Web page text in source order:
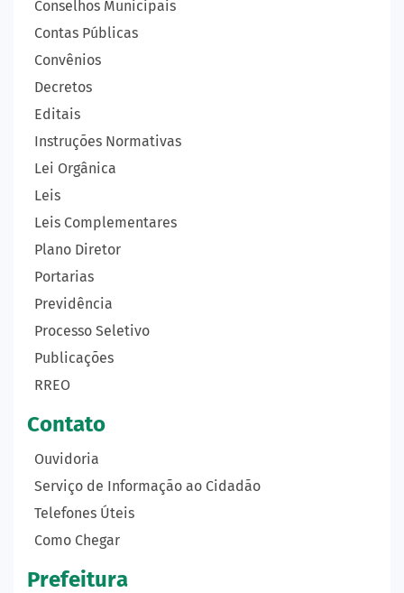
Conselhos Municipais
Contas Públicas
Convênios
Decretos
Editais
Instruções Normativas
Lei Orgânica
Leis
Leis Complementares
Plano Diretor
Portarias
Previdência
Processo Seletivo
Publicações
RREO
Contato
Ouvidoria
Serviço de Informação ao Cidadão
Telefones Úteis
Como Chegar
Prefeitura